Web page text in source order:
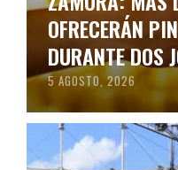
OFRECERÁN
DURANTE DOS
5 AGOSTO, 2026